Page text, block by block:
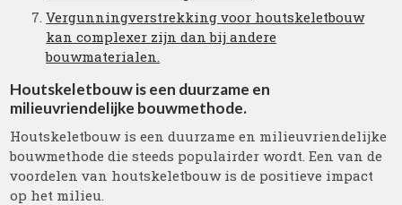
Vergunningverstrekking voor houtskeletbouw
kan complexer zijn dan bij andere
bouwmaterialen.
Houtskeletbouw is een duurzame en
milieuvriendelijke bouwmethode.
Houtskeletbouw is een duurzame en milieuvriendelijke
bouwmethode die steeds populairder wordt. Een van de
voordelen van houtskeletbouw is de positieve impact
op het milieu.